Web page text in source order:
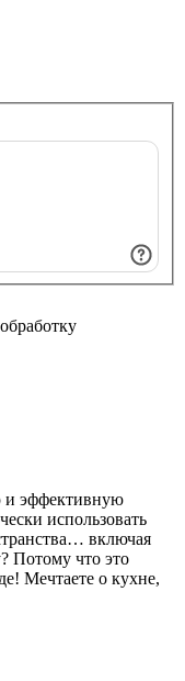
и эффективную
использовать
включая
Потому что это
Мечтаете о кухне,